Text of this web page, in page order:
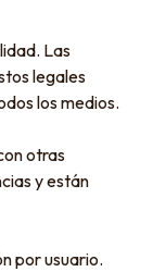
Las
legales
los medios.
otras
y están
por usuario.